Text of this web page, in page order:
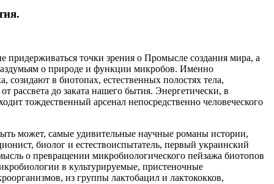
придерживаться точки зрения о Промысле создания мира, а
о природе и функции микробов. Именно
в биотопах, естественных полостях тела,
рассвета до заката нашего бытия. Энергетически, в
тождественный арсенал непосредственно человеческого
может, самые удивительные научные романы истории,
биолог и естествоиспытатель, первый украинский
о превращении микробиологического пейзажа биотопов
в культурируемые, пристеночные
из группы лактобацил и лактококков,